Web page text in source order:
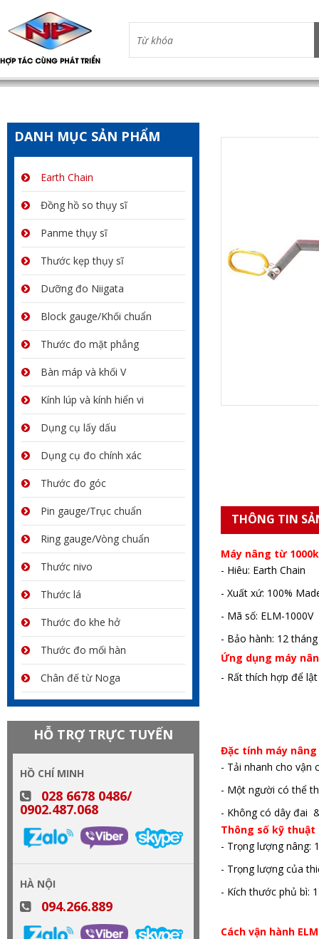
THÔNG TIN
Máy nâng từ
- Hiêu: Earth Chain
- Xuất xứ: 100%
- Mã số: ELM-1000V
- Bảo hành: 12 tháng
Ứng dụng máy
- Rất thích hợp để
Đặc tính máy nâng
- Tải nhanh cho vận
- Một người có thể
- Không có dây đai
Thông số kỹ thuật
- Trọng lượng nâng:
- Trọng lượng của
- Kích thước phủ bì:
Cách vận hành
DANH MỤC SẢN PHẨM
Earth Chain
Đồng hồ so thụy sĩ
Panme thụy sĩ
Thước kẹp thụy sĩ
Dưỡng đo Niigata
Block gauge/Khối chuẩn
Thước đo mặt phẳng
Bàn máp và khối V
Kính lúp và kính hiển vi
Dụng cụ lấy dấu
Dụng cụ đo chính xác
Thước đo góc
Pin gauge/Trục chuẩn
Ring gauge/Vòng chuẩn
Thước nivo
Thước lá
Thước đo khe hở
Thước đo mối hàn
Chân đế từ Noga
HỖ TRỢ TRỰC TUYẾN
HỒ CHÍ MINH
028 6678 0486/
0902.487.068
HÀ NỘI
094.266.889